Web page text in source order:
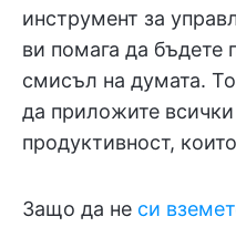
инструмент за
ви помага да бъдете
смисъл на думата.
да приложите
продуктивност,
Защо да не си